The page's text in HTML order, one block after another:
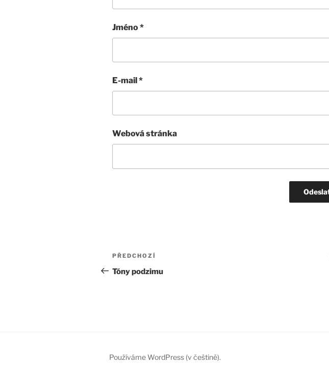
Jméno*
E-mail*
Webová stránka
Navigace
pro
Předchozí
příspěvek
PŘEDCHOZÍ
Tóny podzimu
Používáme WordPress (v češtině).